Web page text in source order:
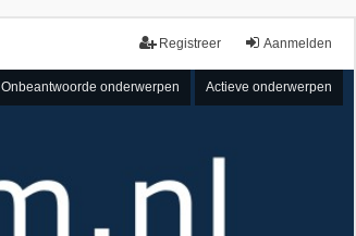
Aanmelden
Registreer
Onbeantwoorde onderwerpen Actieve onderwerpen